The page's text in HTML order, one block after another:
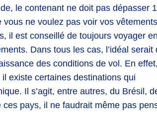
le contenant ne doit pas dépasser
vous ne voulez pas voir vos vêtements
il est conseillé de toujours voyager en
Dans tous les cas, l’idéal serait
des conditions de vol. En effet,
existe certaines destinations qui
Il s’agit, entre autres, du Brésil,
pays, il ne faudrait même pas